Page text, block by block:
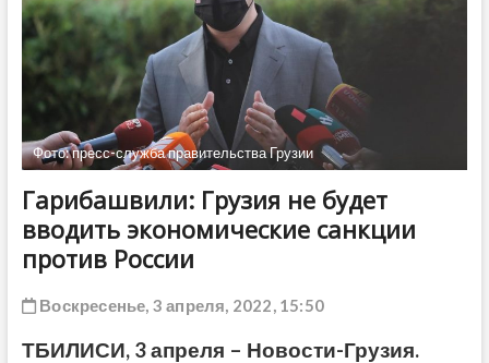
Фото: пресс-служба правительства Грузии
Гарибашвили: Грузия не будет
вводить экономические санкции
против России
Воскресенье, 3 апреля, 2022, 15:50
ТБИЛИСИ, 3 апреля – Новости-Грузия.